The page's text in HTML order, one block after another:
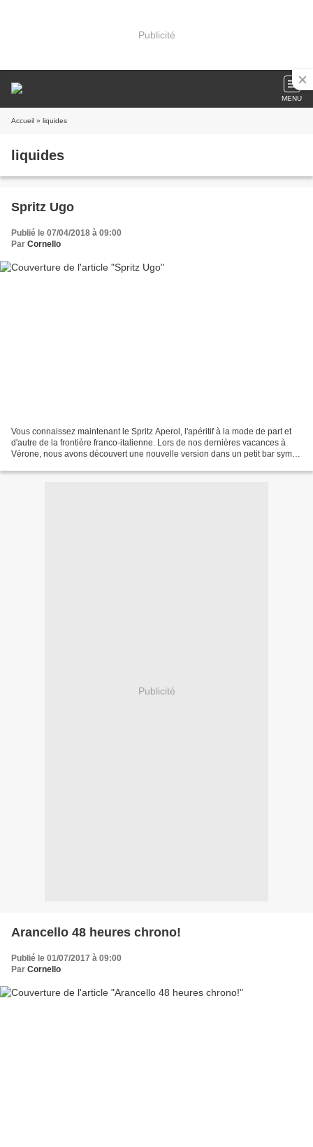
Publicité
MENU
Accueil » liquides
liquides
Spritz Ugo
Publié le 07/04/2018 à 09:00
Par Cornello
Vous connaissez maintenant le Spritz Aperol, l'apéritif à la mode de part et
d'autre de la frontière franco-italienne. Lors de nos dernières vacances à
Vérone, nous avons découvert une nouvelle version dans un petit bar sympa
Publicité
Arancello 48 heures chrono!
Publié le 01/07/2017 à 09:00
Par Cornello